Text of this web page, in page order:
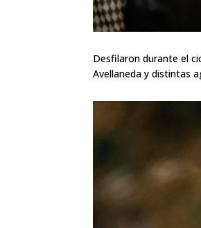
Desfilaron durante el
Avellaneda y distintas